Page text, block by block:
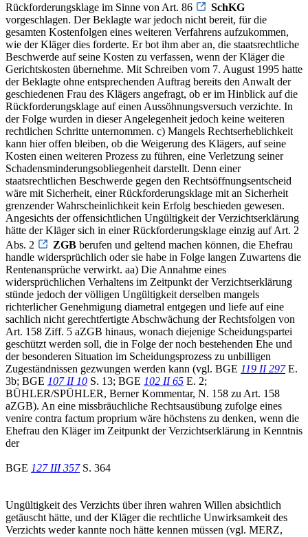
Rückforderungsklage im Sinne von Art. 86
SchKG
vorgeschlagen. Der Beklagte war jedoch nicht bereit, für die
gesamten Kostenfolgen eines weiteren Verfahrens aufzukommen,
wie der Kläger dies forderte. Er bot ihm aber an, die staatsrechtliche
Beschwerde auf seine Kosten zu verfassen, wenn der Kläger die
Gerichtskosten übernehme. Mit Schreiben vom 7. August 1995 hatte
der Beklagte ohne entsprechenden Auftrag bereits den Anwalt der
geschiedenen Frau des Klägers angefragt, ob er im Hinblick auf die
Rückforderungsklage auf einen Aussöhnungsversuch verzichte. In
der Folge wurden in dieser Angelegenheit jedoch keine weiteren
rechtlichen Schritte unternommen. c) Mangels Rechtserheblichkeit
kann hier offen bleiben, ob die Weigerung des Klägers, auf seine
Kosten einen weiteren Prozess zu führen, eine Verletzung seiner
Schadensminderungsobliegenheit darstellt. Denn einer
staatsrechtlichen Beschwerde gegen den Rechtsöffnungsentscheid
wäre mit Sicherheit, einer Rückforderungsklage mit an Sicherheit
grenzender Wahrscheinlichkeit kein Erfolg beschieden gewesen.
Angesichts der offensichtlichen Ungültigkeit der Verzichtserklärung
hätte der Kläger sich in einer Rückforderungsklage einzig auf Art. 2
Abs. 2
ZGB berufen und geltend machen können, die Ehefrau
handle widersprüchlich oder sie habe in Folge langen Zuwartens die
Rentenansprüche verwirkt. aa) Die Annahme eines
widersprüchlichen Verhaltens im Zeitpunkt der Verzichtserklärung
stünde jedoch der völligen Ungültigkeit derselben mangels
richterlicher Genehmigung diametral entgegen und liefe auf eine
sachlich nicht gerechtfertigte Abschwächung der Rechtsfolgen von
Art. 158 Ziff. 5 aZGB hinaus, wonach diejenige Scheidungspartei
geschützt werden soll, die in Folge der noch bestehenden Ehe und
der besonderen Situation im Scheidungsprozess zu unbilligen
Zugeständnissen gezwungen werden kann (vgl. BGE 119 II 297E.
3b; BGE 107 II 10 S. 13; BGE 102 II 65 E. 2;
BÜHLER/SPÜHLER, Berner Kommentar, N. 158 zu Art. 158
aZGB). An eine missbräuchliche Rechtsausübung zufolge eines
venire contra factum proprium wäre höchstens zu denken, wenn die
Ehefrau den Kläger im Zeitpunkt der Verzichtserklärung in Kenntnis
der
BGE 127 III 357S. 364
Ungültigkeit des Verzichts über ihren wahren Willen absichtlich
getäuscht hätte, und der Kläger die rechtliche Unwirksamkeit des
Verzichts weder kannte noch hätte kennen müssen (vgl. MERZ,